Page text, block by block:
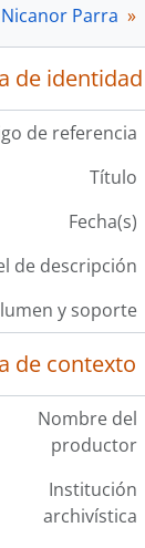
Parra
de identidad
de referencia
Título
Fecha(s)
de descripción
y soporte
de contexto
Nombre del
productor
Institución
archivística